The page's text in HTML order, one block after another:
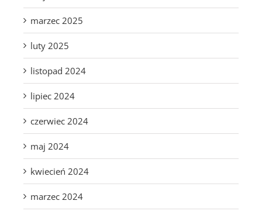
marzec 2025
luty 2025
listopad 2024
lipiec 2024
czerwiec 2024
maj 2024
kwiecień 2024
marzec 2024